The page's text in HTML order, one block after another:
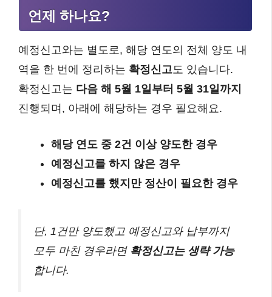
언제 하나요?
예정신고와는 별도로, 해당 연도의 전체 양도 내
역을 한 번에 정리하는 확정신고도 있습니다.
확정신고는 다음 해 5월 1일부터 5월 31일까지
진행되며, 아래에 해당하는 경우 필요해요.
해당 연도 중 2건 이상 양도한 경우
예정신고를 하지 않은 경우
예정신고를 했지만 정산이 필요한 경우
단, 1건만 양도했고 예정신고와 납부까지
모두 마친 경우라면 확정신고는 생략 가능
합니다.